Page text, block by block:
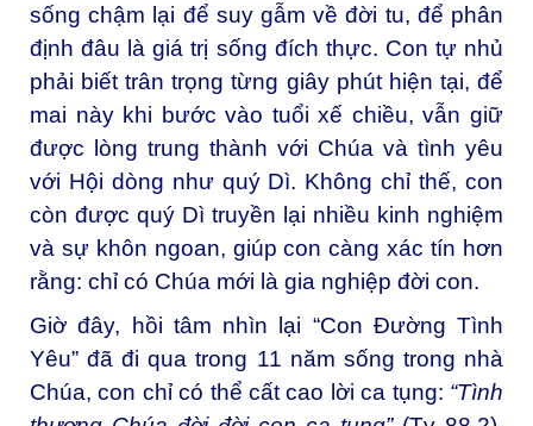
sống chậm lại để suy gẫm về đời tu, để phân
định đâu là giá trị sống đích thực. Con tự nhủ
phải biết trân trọng từng giây phút hiện tại, để
mai này khi bước vào tuổi xế chiều, vẫn giữ
được lòng trung thành với Chúa và tình yêu
với Hội dòng như quý Dì. Không chỉ thế, con
còn được quý Dì truyền lại nhiều kinh nghiệm
và sự khôn ngoan, giúp con càng xác tín hơn
rằng: chỉ có Chúa mới là gia nghiệp đời con.
Giờ đây, hồi tâm nhìn lại “Con Đường Tình
Yêu” đã đi qua trong 11 năm sống trong nhà
Chúa, con chỉ có thể cất cao lời ca tụng: “Tình